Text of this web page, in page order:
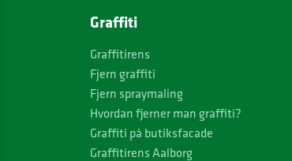
Graffiti
Graffitirens
Fjern graffiti
Fjern spraymaling
Hvordan fjerner man graffiti?
Graffiti på butiksfacade
Graffitirens Aalborg